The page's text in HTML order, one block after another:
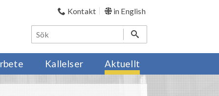
Kontakt in English
Kallelser Aktuellt